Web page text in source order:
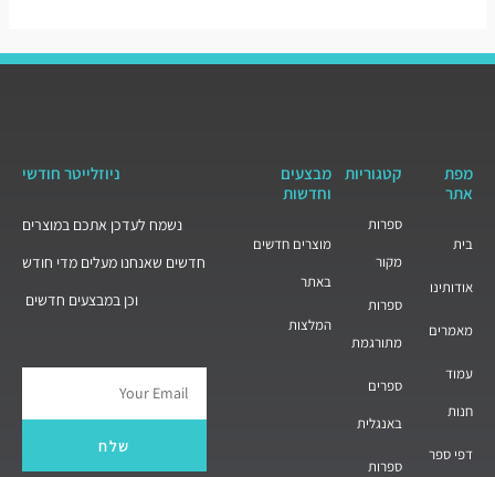
מפת
אתר
בית
אודותינו
מאמרים
עמוד
חנות
דפי ספר
קטגוריות
ספרות
מקור
ספרות
מתורגמת
ספרים
באנגלית
ספרות
מבצעים
וחדשות
מוצרים חדשים
באתר
המלצות
ניוזלייטר חודשי
נשמח לעדכן אתכם במוצרים
חדשים שאנחנו מעלים מדי חודש
וכן במבצעים חדשים
Email
שלח